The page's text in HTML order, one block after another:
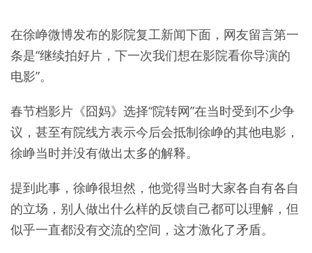
在徐峥微博发布的影院复工新闻下面，网友留言第一
条是“继续拍好片，下一次我们想在影院看你导演的
电影”。
春节档影片《囧妈》选择“院转网”在当时受到不少争
议，甚至有院线方表示今后会抵制徐峥的其他电影，
徐峥当时并没有做出太多的解释。
提到此事，徐峥很坦然，他觉得当时大家各自有各自
的立场，别人做出什么样的反馈自己都可以理解，但
似乎一直都没有交流的空间，这才激化了矛盾。